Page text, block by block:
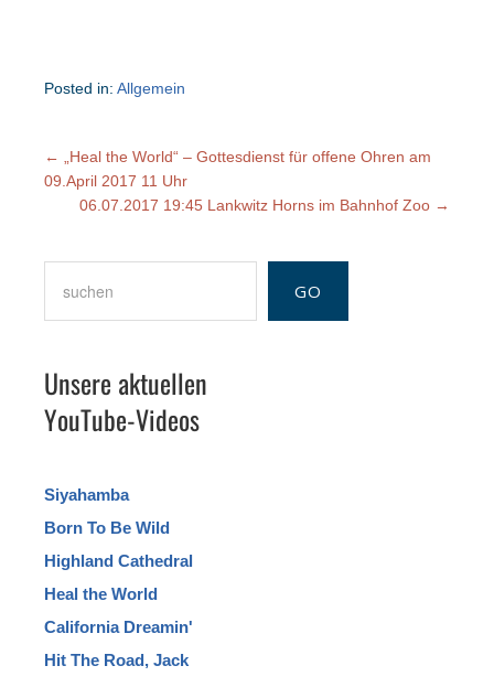
Posted in: Allgemein
←
„Heal the World“ – Gottesdienst für offene Ohren am
09.April 2017 11 Uhr
06.07.2017 19:45 Lankwitz Horns im Bahnhof Zoo →
GO
Unsere aktuellen
YouTube-Videos
Siyahamba
Born To Be Wild
Highland Cathedral
Heal the World
California Dreamin'
Hit The Road, Jack